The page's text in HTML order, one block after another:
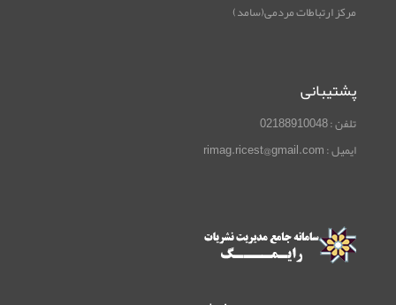
مرکز ارتباطات مردمی(سامد)
پشتیبانی
تلفن : 02188910048
ایمیل : rimag.ricest@gmail.com